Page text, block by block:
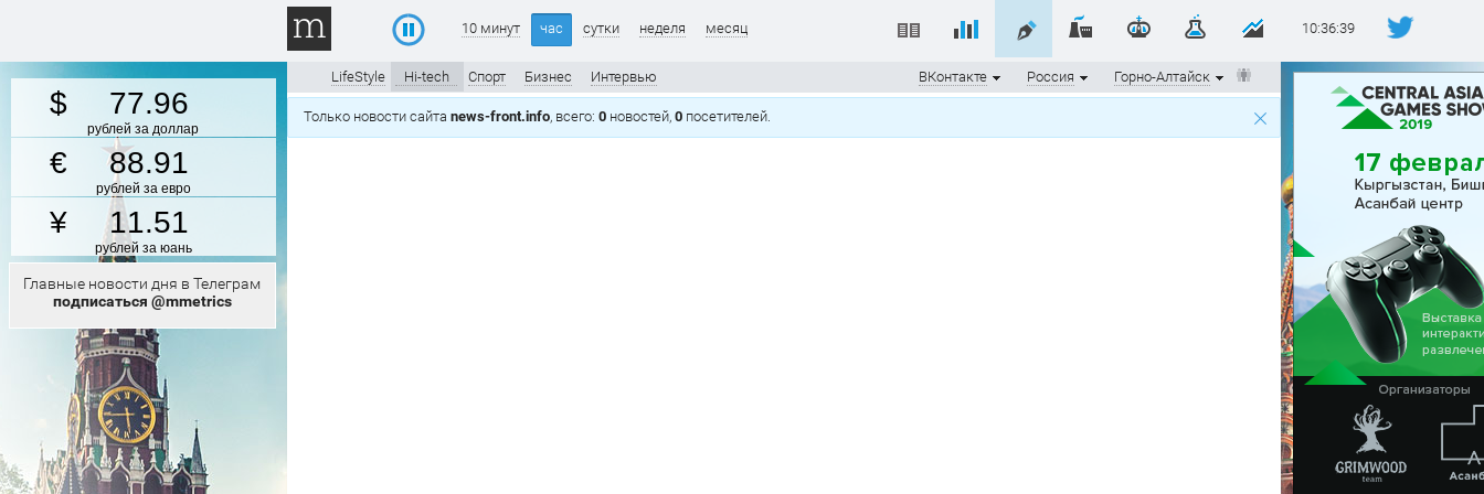
77.96
рублей за доллар
88.91
рублей за евро
11.51
рублей за юань
Главные новости дня в Телеграм
подписаться @mmetrics
10:36:40
10 минут час сутки неделя месяц
LifeStyle Hi-tech Спорт Бизнес Интервью Горно-Алтайск
Россия
ВКонтакте
Только новости сайта news-front.info, всего: 0 новостей, 0 посетителей.